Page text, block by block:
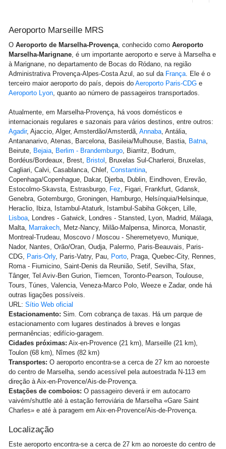
Aeroporto Marseille MRS
O Aeroporto de Marselha-Provença , conhecido como Aeroporto
Marselha-Marignane , é um importante aeroporto e serve à Marselha e
à Marignane, no departamento de Bocas do Ródano, na região
Administrativa Provença-Alpes-Costa Azul, ao sul da França . Ele é o
terceiro maior aeroporto do país, depois do Aeroporto Paris-CDG e
Aeroporto Lyon , quanto ao número de passageiros transportados.
Atualmente, em Marselha-Provença, há voos domésticos e
internacionais regulares e sazonais para vários destinos, entre outros:
Agadir, Ajaccio, Alger, Amsterdão/Amsterdã, Annaba , Antália,
Antananarivo, Atenas, Barcelona, Basileia/Mulhouse, Bastia,
Batna
Beirute,
Bejaia Berlim - Brandemburgo , Biarritz, Bodrum,
Bordéus/Bordeaux, Brest,
Bristol
, Bruxelas Sul-Charleroi, Bruxelas,
Cagliari, Calvi, Casablanca, Chlef, Constantina
Copenhaga/Copenhague, Dakar, Djerba, Dublin, Eindhoven, Erevão,
Estocolmo-Skavsta, Estrasburgo,
Fez , Figari, Frankfurt, Gdansk,
Genebra, Gotemburgo, Groningen, Hamburgo, Helsínquia/Helsinque,
Heraclio, Ibiza, Istambul-Ataturk, Istambul-Sabiha Gökçen, Lille,
Lisboa , Londres - Gatwick, Londres - Stansted, Lyon, Madrid, Málaga,
Malta,
Marrakech , Metz-Nancy, Milão-Malpensa, Minorca, Monastir,
Montreal-Trudeau, Moscovo / Moscou - Sheremetyevo, Munique,
Nador, Nantes, Orão/Oran, Oudja, Palermo, Paris-Beauvais, Paris-
CDG,
Paris-Orly, Paris-Vatry, Pau, Porto , Praga, Quebec-City, Rennes,
Roma - Fiumicino, Saint-Denis da Reunião, Setif, Sevilha, Sfax,
Tânger, Tel Aviv-Ben Gurion, Tiemcen, Toronto-Pearson, Toulouse,
Tours, Túnes, Valencia, Veneza-Marco Polo, Weeze e Zadar, onde há
outras ligações possíveis.
URL: Sítio Web oficial
Estacionamento: Sim. Com cobrança de taxas. Há um parque de
estacionamento com lugares destinados à breves e longas
permanências; edifício-garagem.
Cidades próximas: Aix-en-Provence (21 km), Marseille (21 km),
Toulon (68 km), Nîmes (82 km)
Transportes: O aeroporto encontra-se a cerca de 27 km ao noroeste
do centro de Marselha, sendo acessível pela autoestrada N-113 em
direção à Aix-en-Provence/Ais-de-Provença.
Estações de comboios: O passageiro deverá ir em autocarro
vaivém/shuttle até à estação ferroviária de Marselha «Gare Saint
Charles» e até à paragem em Aix-en-Provence/Ais-de-Provença.
Localização
Este aeroporto encontra-se a cerca de 27 km ao noroeste do centro de